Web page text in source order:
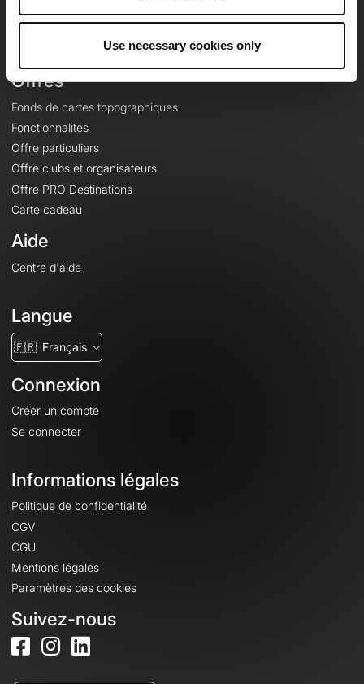
Use necessary cookies only
Contact
Offres
Fonds de cartes topographiques
Fonctionnalités
Offre particuliers
Offre clubs et organisateurs
Offre PRO Destinations
Carte cadeau
Aide
Centre d'aide
Langue
🇫🇷 Français
Connexion
Créer un compte
Se connecter
Informations légales
Politique de confidentialité
CGV
CGU
Mentions légales
Paramètres des cookies
Suivez-nous